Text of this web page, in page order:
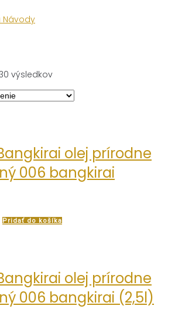
Návody
výsledkov
olej prírodne
006 bangkirai
Pridať do košíka
olej prírodne
006 bangkirai (2,5l)